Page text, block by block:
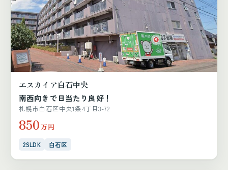
エスカイア白石中央
南西向きで日当たり良好！
札幌市白石区中央1条4丁目3-72
850万円
2SLDK 白石区